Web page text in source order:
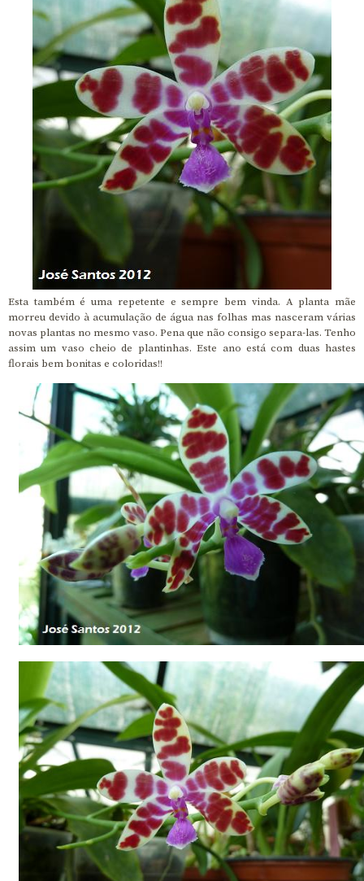
Esta também é uma repetente e sempre bem vinda. A planta mãe
morreu devido à acumulação de água nas folhas mas nasceram várias
novas plantas no mesmo vaso. Pena que não consigo separa-las. Tenho
assim um vaso cheio de plantinhas. Este ano está com duas hastes
florais bem bonitas e coloridas!!